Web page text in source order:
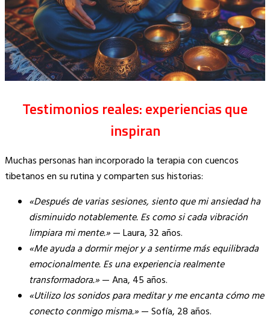
Testimonios reales: experiencias que
inspiran
Muchas personas han incorporado la terapia con cuencos
tibetanos en su rutina y comparten sus historias:
«Después de varias sesiones, siento que mi ansiedad ha
disminuido notablemente. Es como si cada vibración
limpiara mi mente.»— Laura, 32 años.
«Me ayuda a dormir mejor y a sentirme más equilibrada
emocionalmente. Es una experiencia realmente
transformadora.»— Ana, 45 años.
«Utilizo los sonidos para meditar y me encanta cómo me
conecto conmigo misma.»— Sofía, 28 años.